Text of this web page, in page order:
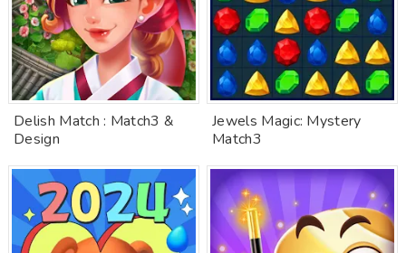
Delish Match : Match3 &
Design
Jewels Magic: Mystery
Match3